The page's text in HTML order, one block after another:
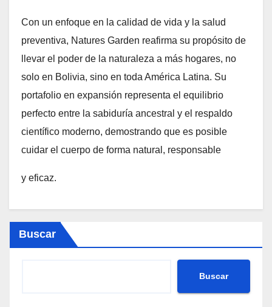
Con un enfoque en la calidad de vida y la salud
preventiva, Natures Garden reafirma su propósito de
llevar el poder de la naturaleza a más hogares, no
solo en Bolivia, sino en toda América Latina. Su
portafolio en expansión representa el equilibrio
perfecto entre la sabiduría ancestral y el respaldo
científico moderno, demostrando que es posible
cuidar el cuerpo de forma natural, responsable
y eficaz.
Buscar
Buscar